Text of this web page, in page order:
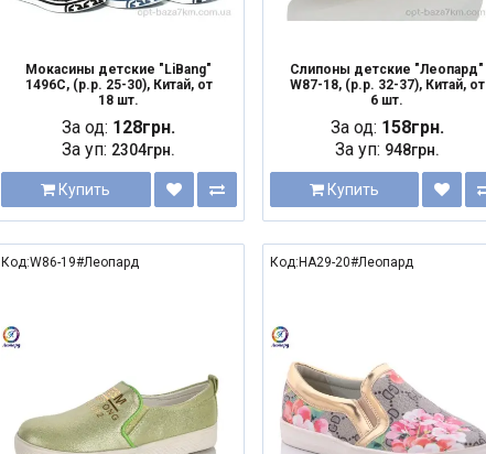
Мокасины детские "LiBang"
1496C, (р.р. 25-30), Китай, от
18 шт.
За од: 128грн.
За уп: 2304грн.
Купить
Слипоны детские "Леопард"
W87-18, (р.р. 32-37), Китай, от
6 шт.
За од: 158грн.
За уп: 948грн.
Купить
Код:W86-19#Леопард Код:HA29-20#Леопард